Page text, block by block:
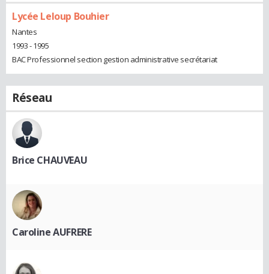
Lycée Leloup Bouhier
Nantes
1993 - 1995
BAC Professionnel section gestion administrative secrétariat
Réseau
Brice CHAUVEAU
Caroline AUFRERE